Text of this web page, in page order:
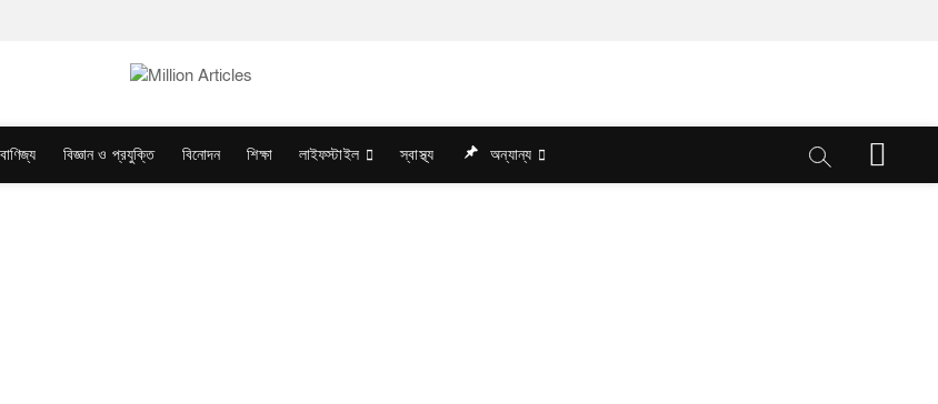
বাণিজ্য বিজ্ঞান ও প্রযুক্তি বিনোদন শিক্ষা লাইফস্টাইল স্বাস্থ্য অন্যান্য
M
e
n